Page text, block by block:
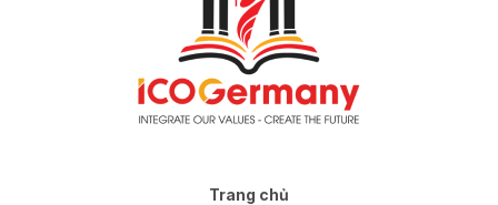
Trang chủ